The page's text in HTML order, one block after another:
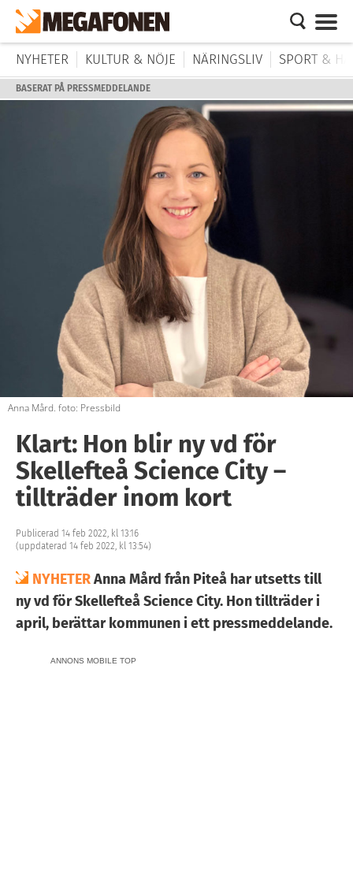
NYHETER KULTUR & NÖJE NÄRINGSLIV SPORT &
BASERAT PÅ PRESSMEDDELANDE
Anna Mård. foto: Pressbild
Klart: Hon blir ny vd för
Skellefteå Science City –
tillträder inom kort
Publicerad 14 feb 2022, kl 13:16
(uppdaterad 14 feb 2022, kl 13:54)
NYHETERAnna Mård från Piteå har utsetts till
ny vd för Skellefteå Science City. Hon tillträder i
april, berättar kommunen i ett pressmeddelande.
ANNONS MOBILE TOP